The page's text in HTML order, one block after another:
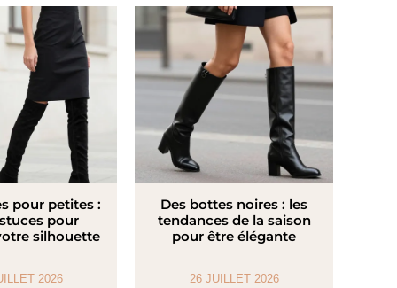
pour petites :
pour
silhouette
2026
Des bottes noires : les
tendances de la saison
pour être élégante
26 JUILLET 2026